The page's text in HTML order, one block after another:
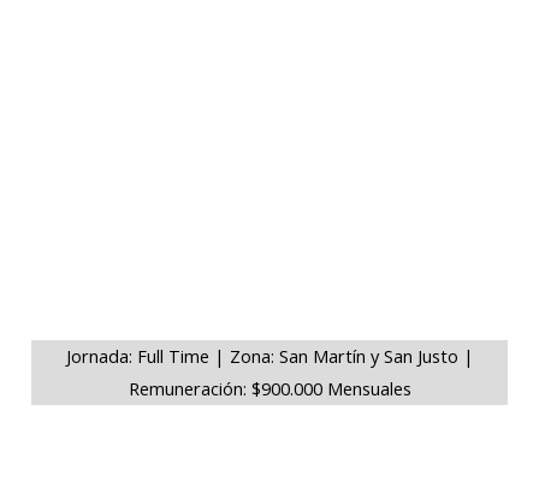
Jornada: Full Time | Zona: San Martín y San Justo |
Remuneración: $900.000 Mensuales